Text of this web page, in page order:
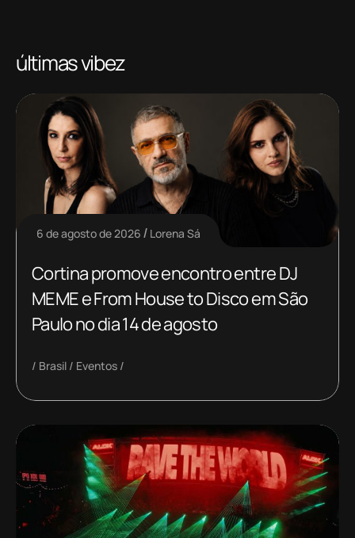
últimas vibez
6 de agosto de 2026 Lorena Sá
Cortina promove encontro entre DJ
MEME e From House to Disco em São
Paulo no dia 14 de agosto
Brasil Eventos